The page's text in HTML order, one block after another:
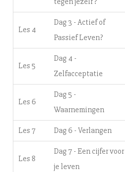
Les 4
Dag 3 - Actief of
Passief Leven?
Les 5
Dag 4 -
Zelfacceptatie
Les 6
Dag 5 -
Waarnemingen
Les 7 Dag 6 - Verlangen
Les 8
Dag 7 - Een cijfer voor
je leven